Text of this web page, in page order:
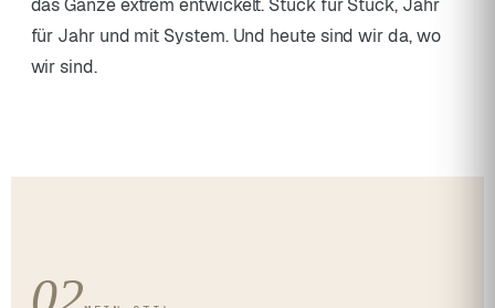
das Ganze extrem entwickelt. Stück für Stück, Jahr
für Jahr und mit System. Und heute sind wir da, wo
wir sind.